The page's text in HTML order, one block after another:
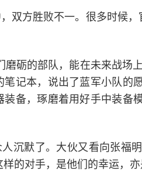
双方胜败不一。很多时候
磨砺的部队，能在未来战场
笔记本，说出了蓝军小队的
装备，琢磨着用好手中装
沉默了。大伙又看向张福
的对手，是他们的幸运，亦